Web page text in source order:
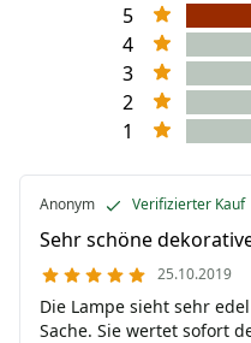
5
4
3
2
1
Anonym Verifizierter Kauf
Sehr schöne
25.10.2019
Die Lampe sieht sehr
Sache. Sie wertet sofort